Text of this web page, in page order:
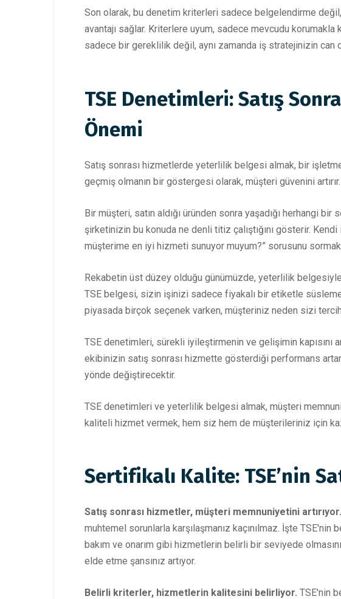
Son olarak, bu denetim kriterleri sadece belgelendirme
avantajı sağlar. Kriterlere uyum, sadece mevcudu korumakla
sadece bir gereklilik değil, aynı zamanda iş stratejinizin can
TSE Denetimleri: Satış
Önemi
Satış sonrası hizmetlerde yeterlilik belgesi almak, bir
geçmiş olmanın bir göstergesi olarak, müşteri güvenini
Bir müşteri, satın aldığı üründen sonra yaşadığı herhangi
şirketinizin bu konuda ne denli titiz çalıştığını gösterir.
müşterime en iyi hizmeti sunuyor muyum?” sorusunu
Rekabetin üst düzey olduğu günümüzde, yeterlilik
TSE belgesi, sizin işinizi sadece fiyakalı bir etiketle
piyasada birçok seçenek varken, müşteriniz neden sizi
TSE denetimleri, sürekli iyileştirmenin ve gelişimin kapısını
ekibinizin satış sonrası hizmette gösterdiği performans
yönde değiştirecektir.
TSE denetimleri ve yeterlilik belgesi almak, müşteri
kaliteli hizmet vermek, hem siz hem de müşterileriniz için
Sertifikalı Kalite: TSE’nin
Satış sonrası hizmetler, müşteri memnuniyetini artırıyor.
muhtemel sorunlarla karşılaşmanız kaçınılmaz. İşte
bakım ve onarım gibi hizmetlerin belirli bir seviyede
elde etme şansınız artıyor.
Belirli kriterler, hizmetlerin kalitesini belirliyor. TSE'nin